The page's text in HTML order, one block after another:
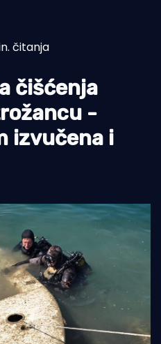
čitanja
čišćenja
-
izvučena i